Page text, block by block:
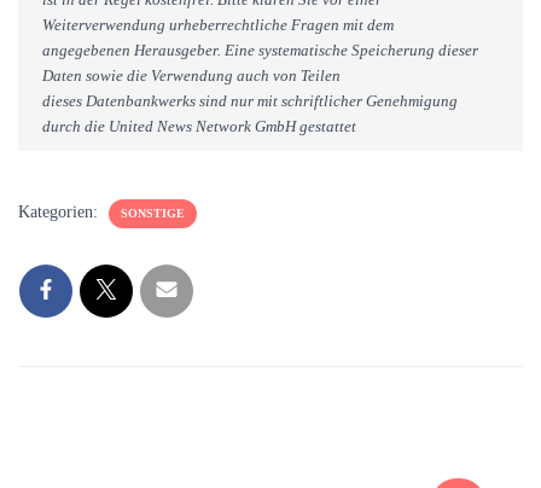
Weiterverwendung urheberrechtliche Fragen mit dem
angegebenen Herausgeber. Eine systematische Speicherung dieser
Daten sowie die Verwendung auch von Teilen
dieses Datenbankwerks sind nur mit schriftlicher Genehmigung
durch die United News Network GmbH gestattet
Kategorien: SONSTIGE